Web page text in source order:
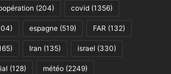
(204) covid (1356)
espagne (519) FAR (132)
Iran (135) israel (330)
(128) météo (2249)